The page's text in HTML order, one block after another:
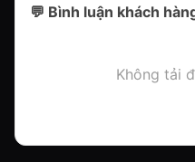
💬 Bình luận khách
Không tải